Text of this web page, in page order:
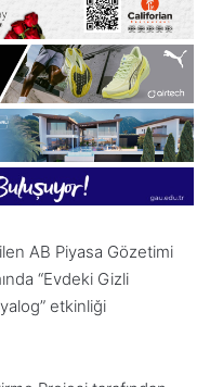
AB Piyasa Gözetimi
“Evdeki Gizli
etkinliği